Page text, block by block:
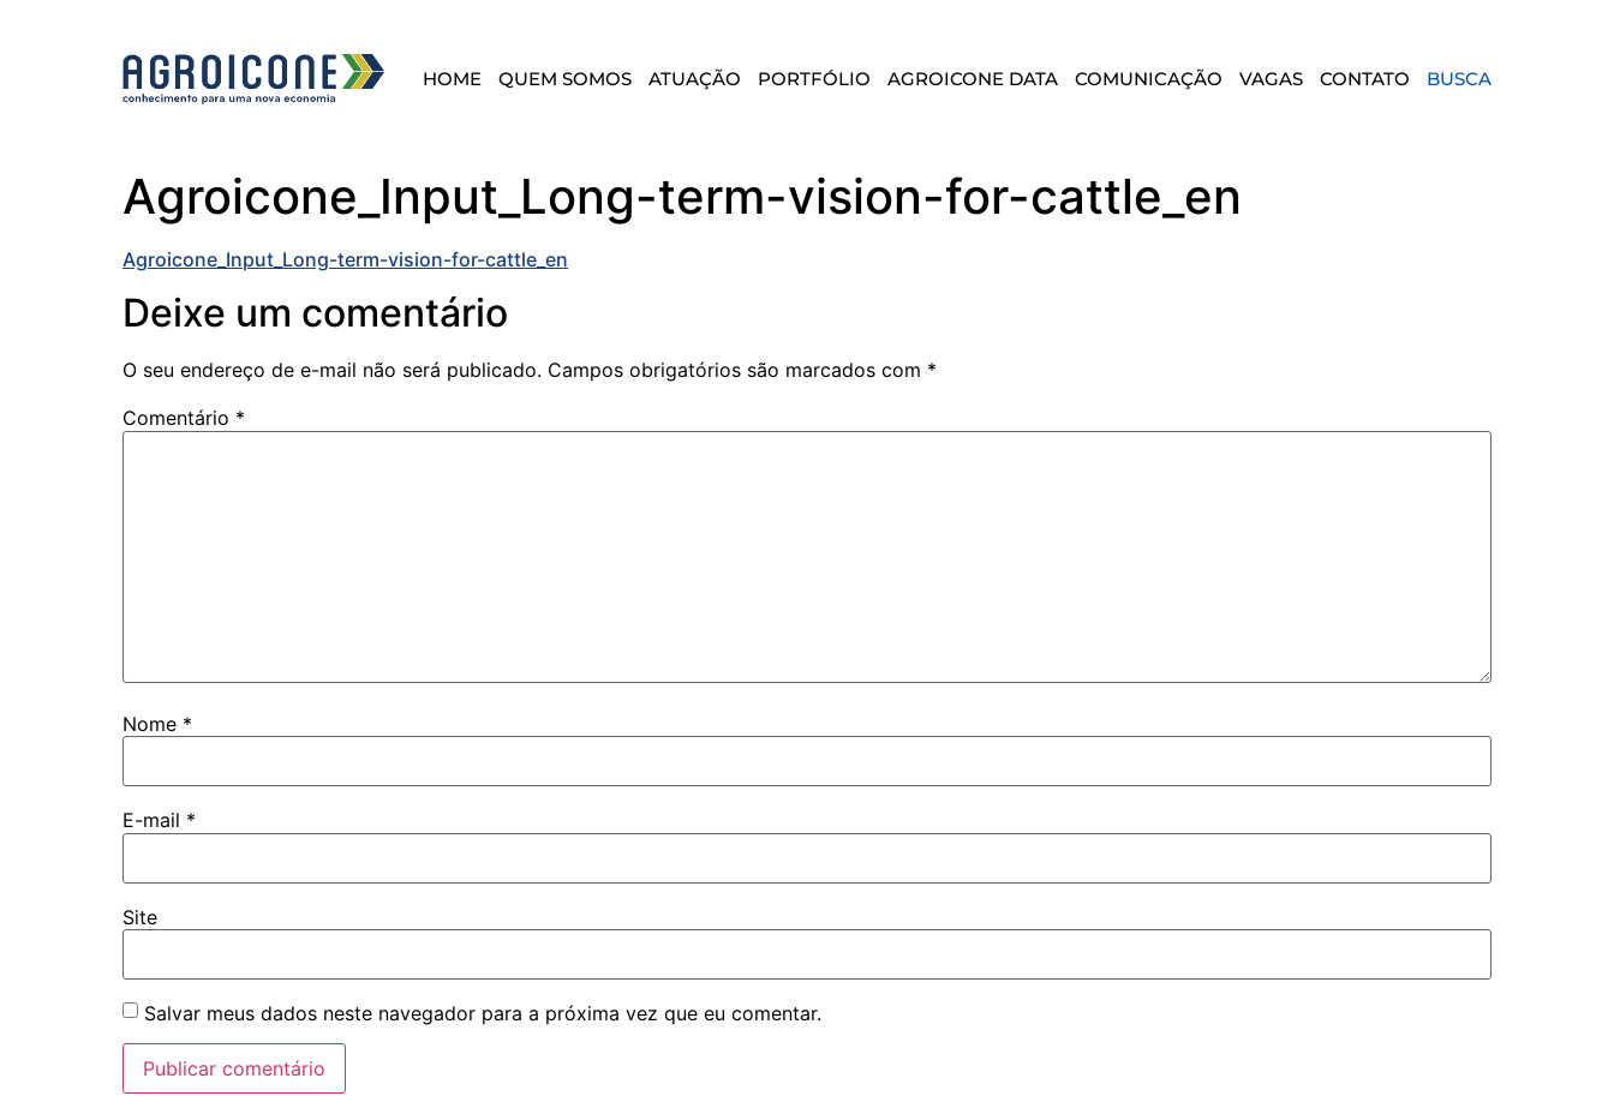
HOME QUEM SOMOS ATUAÇÃO PORTFÓLIO AGROICONE DATA COMUNICAÇÃO VAGAS CONTATO BUSCA
Agroicone_Input_Long-term-vision-for-cattle_en
Agroicone_Input_Long-term-vision-for-cattle_en
Deixe um comentário
O seu endereço de e-mail não será publicado. Campos obrigatórios são marcados com *
Comentário *
Nome *
E-mail *
Site
Salvar meus dados neste navegador para a próxima vez que eu comentar.